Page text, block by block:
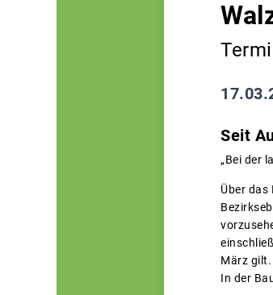
Seit
„Bei der
Über das
März
In der